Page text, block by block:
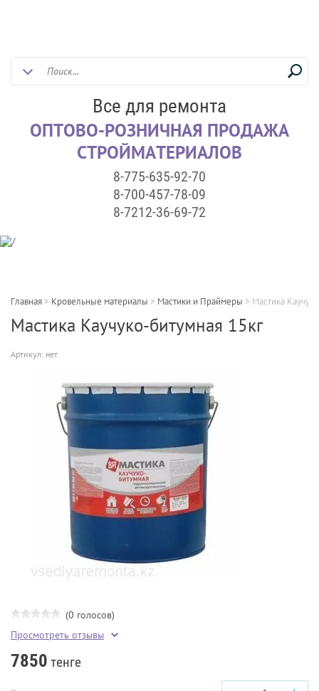
Все для ремонта
ОПТОВО-РОЗНИЧНАЯ ПРОДАЖА
СТРОЙМАТЕРИАЛОВ
8-775-635-92-70
8-700-457-78-09
8-7212-36-69-72
Главная > Кровельные материалы > Мастики и Праймеры > Мастика
Мастика Каучуко-битумная 15кг
Артикул: нет
(0 голосов)
Просмотреть отзывы
7850 тенге